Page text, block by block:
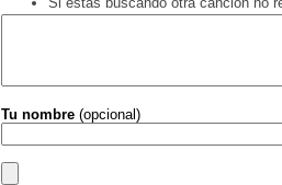
Tu nombre (opcional)